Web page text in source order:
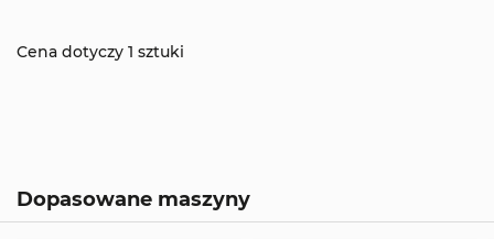
Cena dotyczy 1 sztuki
Dopasowane maszyny